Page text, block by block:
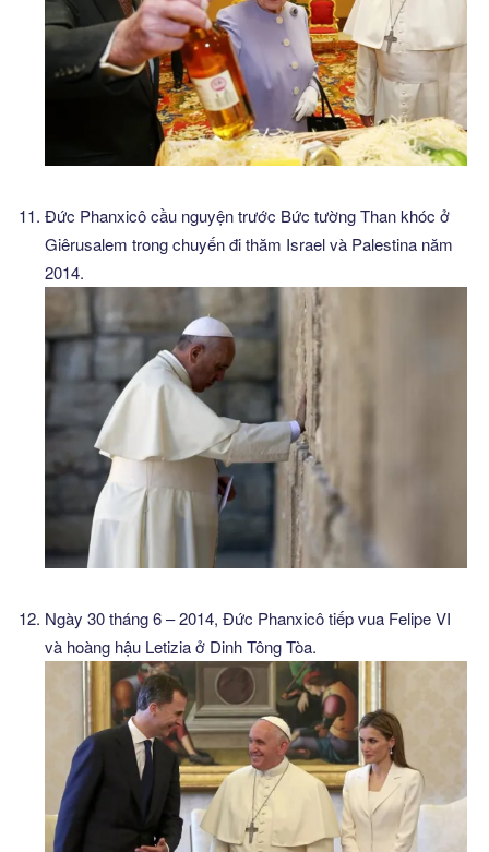
Đức Phanxicô cầu nguyện trước Bức tường Than khóc ở
Giêrusalem trong chuyến đi thăm Israel và Palestina năm
2014.
Ngày 30 tháng 6 – 2014, Đức Phanxicô tiếp vua Felipe VI
và hoàng hậu Letizia ở Dinh Tông Tòa.